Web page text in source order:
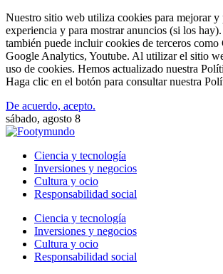
Nuestro sitio web utiliza cookies para mejorar y
experiencia y para mostrar anuncios (si los
también puede incluir cookies de terceros como
Google Analytics, Youtube. Al utilizar el sitio
uso de cookies. Hemos actualizado nuestra
Haga clic en el botón para consultar nuestra
De acuerdo, acepto.
sábado, agosto 8
Ciencia y tecnología
Inversiones y negocios
Cultura y ocio
Responsabilidad social
Ciencia y tecnología
Inversiones y negocios
Cultura y ocio
Responsabilidad social